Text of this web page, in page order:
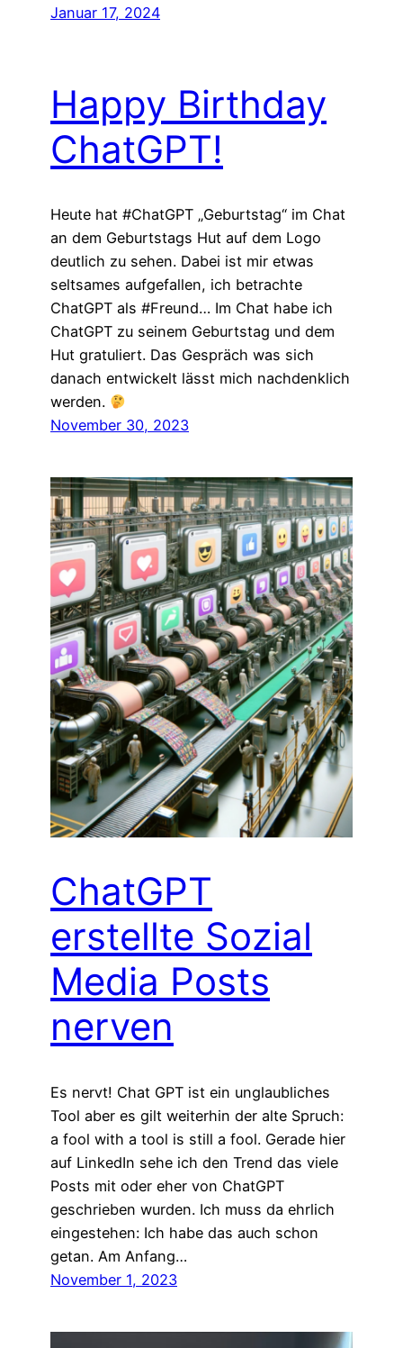
Januar 17, 2024
Happy Birthday
ChatGPT!
Heute hat #ChatGPT „Geburtstag“ im Chat
an dem Geburtstags Hut auf dem Logo
deutlich zu sehen. Dabei ist mir etwas
seltsames aufgefallen, ich betrachte
ChatGPT als #Freund… Im Chat habe ich
ChatGPT zu seinem Geburtstag und dem
Hut gratuliert. Das Gespräch was sich
danach entwickelt lässt mich nachdenklich
werden.
November 30, 2023
ChatGPT
erstellte Sozial
Media Posts
nerven
Es nervt! Chat GPT ist ein unglaubliches
Tool aber es gilt weiterhin der alte Spruch:
a fool with a tool is still a fool. Gerade hier
auf LinkedIn sehe ich den Trend das viele
Posts mit oder eher von ChatGPT
geschrieben wurden. Ich muss da ehrlich
eingestehen: Ich habe das auch schon
getan. Am Anfang…
November 1, 2023